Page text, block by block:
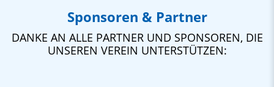
Sponsoren & Partner
DANKE AN ALLE PARTNER UND SPONSOREN, DIE
UNSEREN VEREIN UNTERSTÜTZEN: